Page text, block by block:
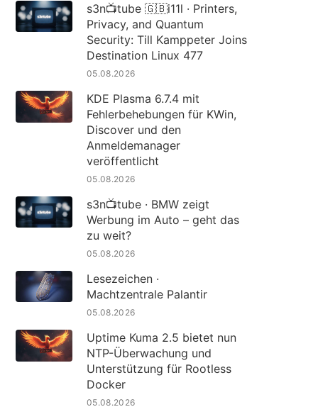
s3n📺tube 🇬🇧i11l · Printers,
Privacy, and Quantum
Security: Till Kamppeter Joins
Destination Linux 477
05.08.2026
KDE Plasma 6.7.4 mit
Fehlerbehebungen für KWin,
Discover und den
Anmeldemanager
veröffentlicht
05.08.2026
s3n📺tube · BMW zeigt
Werbung im Auto – geht das
zu weit?
05.08.2026
Lesezeichen ·
Machtzentrale Palantir
05.08.2026
Uptime Kuma 2.5 bietet nun
NTP-Überwachung und
Unterstützung für Rootless
Docker
05.08.2026